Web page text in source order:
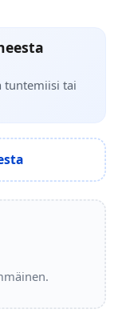
tuntemiisi tai